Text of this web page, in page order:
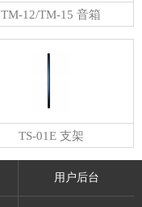
TM-12/TM-15 音箱
TS-01E 支架
用户后台